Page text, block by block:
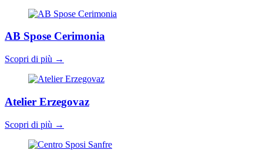
AB Spose Cerimonia
Scopri di più →
Atelier Erzegovaz
Scopri di più →